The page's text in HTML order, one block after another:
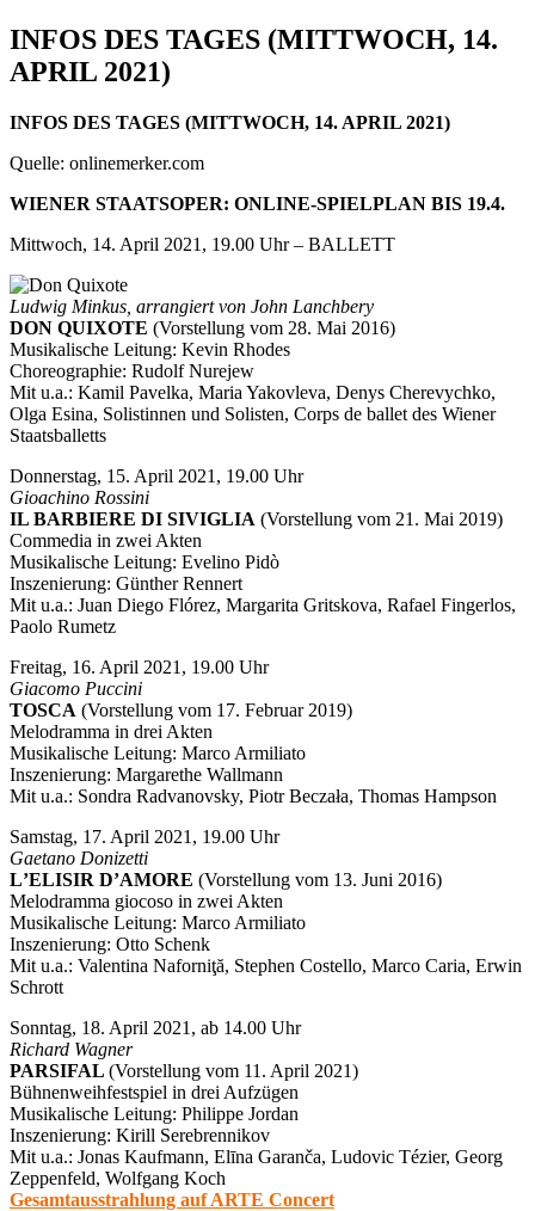
INFOS DES TAGES (MITTWOCH, 14.
APRIL 2021)
INFOS DES TAGES (MITTWOCH, 14. APRIL 2021)
Quelle: onlinemerker.com
WIENER STAATSOPER: ONLINE-SPIELPLAN BIS 19.4.
Mittwoch, 14. April 2021, 19.00 Uhr – BALLETT
Ludwig Minkus, arrangiert von John Lanchbery
DON QUIXOTE (Vorstellung vom 28. Mai 2016)
Musikalische Leitung: Kevin Rhodes
Choreographie: Rudolf Nurejew
Mit u.a.: Kamil Pavelka, Maria Yakovleva, Denys Cherevychko,
Olga Esina, Solistinnen und Solisten, Corps de ballet des Wiener
Staatsballetts
Donnerstag, 15. April 2021, 19.00 Uhr
Gioachino Rossini
IL BARBIERE DI SIVIGLIA (Vorstellung vom 21. Mai 2019)
Commedia in zwei Akten
Musikalische Leitung: Evelino Pidò
Inszenierung: Günther Rennert
Mit u.a.: Juan Diego Flórez, Margarita Gritskova, Rafael Fingerlos,
Paolo Rumetz
Freitag, 16. April 2021, 19.00 Uhr
Giacomo Puccini
TOSCA (Vorstellung vom 17. Februar 2019)
Melodramma in drei Akten
Musikalische Leitung: Marco Armiliato
Inszenierung: Margarethe Wallmann
Mit u.a.: Sondra Radvanovsky, Piotr Beczała, Thomas Hampson
Samstag, 17. April 2021, 19.00 Uhr
Gaetano Donizetti
LʼELISIR DʼAMORE (Vorstellung vom 13. Juni 2016)
Melodramma giocoso in zwei Akten
Musikalische Leitung: Marco Armiliato
Inszenierung: Otto Schenk
Mit u.a.: Valentina Naforniţă, Stephen Costello, Marco Caria, Erwin
Schrott
Sonntag, 18. April 2021, ab 14.00 Uhr
Richard Wagner
PARSIFAL (Vorstellung vom 11. April 2021)
Bühnenweihfestspiel in drei Aufzügen
Musikalische Leitung: Philippe Jordan
Inszenierung: Kirill Serebrennikov
Mit u.a.: Jonas Kaufmann, Elīna Garanča, Ludovic Tézier, Georg
Zeppenfeld, Wolfgang Koch
Gesamtausstrahlung auf ARTE Concert